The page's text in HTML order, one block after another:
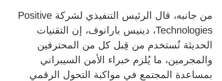
من جانبه، قال الرئيس التنفيذي لشركة Positive
Technologies، دينيس بارانوف، إن التقنيات
الحديثة تُستخدم من قِبل كل من المحترفين
والمجرمين، ما يُلزم خبراء الأمن السيبراني
بمساعدة المجتمع في مواكبة التحول الرقمي